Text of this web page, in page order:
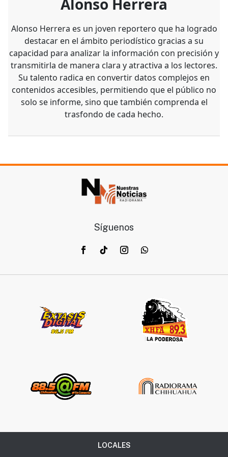
Alonso Herrera
Alonso Herrera es un joven reportero que ha logrado
destacar en el ámbito periodístico gracias a su
capacidad para analizar la información con precisión y
transmitirla de manera clara y atractiva a los lectores.
Su talento radica en convertir datos complejos en
contenidos accesibles, permitiendo que el público no
solo se informe, sino que también comprenda el
trasfondo de cada hecho.
Síguenos
LOCALES